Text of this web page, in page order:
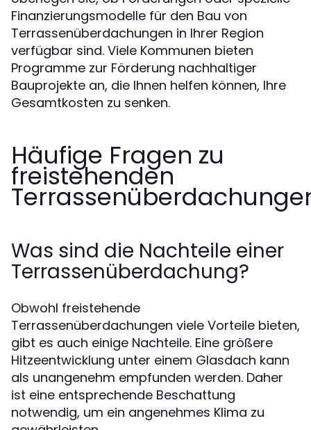
Finanzierungsmodelle für den Bau von
Terrassenüberdachungen in Ihrer Region
verfügbar sind. Viele Kommunen bieten
Programme zur Förderung nachhaltiger
Bauprojekte an, die Ihnen helfen können, Ihre
Gesamtkosten zu senken.
Häufige Fragen zu
freistehenden
Was sind die Nachteile einer
Terrassenüberdachung?
Obwohl freistehende
Terrassenüberdachungen viele Vorteile bieten,
gibt es auch einige Nachteile. Eine größere
Hitzeentwicklung unter einem Glasdach kann
als unangenehm empfunden werden. Daher
ist eine entsprechende Beschattung
notwendig, um ein angenehmes Klima zu